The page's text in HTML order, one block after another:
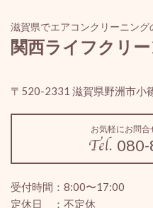
滋賀県でエアコンクリーニング
関西ライフクリ
〒520-2331 滋賀県野洲市小
お気軽にお問
受付時間：8:00〜17:00
定休日 ：不定休